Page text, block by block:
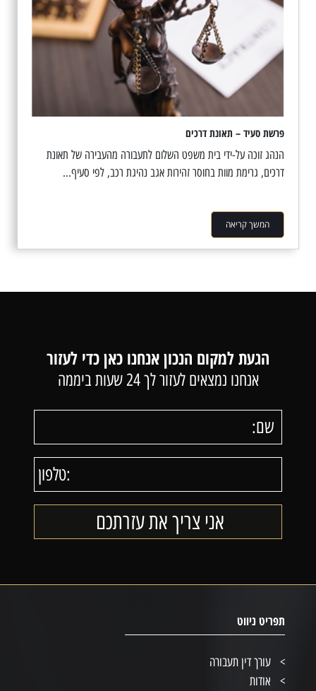
פרשת סעיד – תאונת דרכים
הנהג זוכה על-ידי בית משפט השלום לתעבורה מהעבירה של תאונת
דרכים, גרימת מוות בחוסר זהירות אגב נהיגת רכב, לפי סעיף...
המשך קריאה
הגעת למקום הנכון אנחנו כאן כדי לעזור
אנחנו נמצאים לעזור לך 24 שעות ביממה
תפריט ניווט
עורך דין תעבורה
אודות